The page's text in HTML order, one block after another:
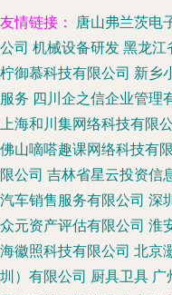
友情链接： 唐山弗兰茨电
公司 机械设备研发 黑龙江
柠御慕科技有限公司 新乡
服务 四川企之信企业管理
上海和川集网络科技有限
佛山嘀嗒趣课网络科技有
限公司 吉林省星云投资信
汽车销售服务有限公司 深
众元资产评估有限公司 淮
海徽照科技有限公司 北京
圳）有限公司 厨具卫具 广